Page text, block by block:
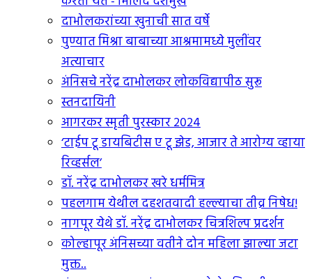
दाभोलकरांच्या खुनाची सात वर्षे
पुण्यात मिश्रा बाबाच्या आश्रमामध्ये मुलींवर
अत्याचार
अंनिसचे नरेंद्र दाभोलकर लोकविद्यापीठ सुरू
स्तनदायिनी
आगरकर स्मृती पुरस्कार २०२४
‘टाईप टू डायबिटीस ए टू झेड, आजार ते आरोग्य व्हाया
रिव्हर्सल’
डॉ. नरेंद्र दाभोलकर खरे धर्ममित्र
पहलगाम येथील दहशतवादी हल्ल्याचा तीव्र निषेध!
नागपूर येथे डॉ. नरेंद्र दाभोलकर चित्रशिल्प प्रदर्शन
कोल्हापूर अंनिसच्या वतीने दोन महिला झाल्या जटा
मुक्त..